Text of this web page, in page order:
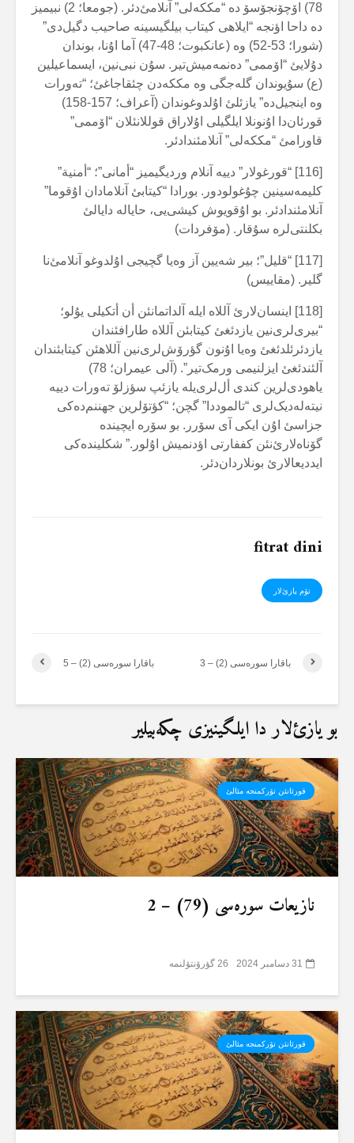
78) اۆچۆنجۆسۆ دە “مککەلی” آنلامئ‌دئر. (جومعا؛ 2) نبیمیز
دە داحا اؤنجە “ایلاهی کیتاب بیلگیسینە صاحیب دگیل‌دی”
(شورا؛ 53-52) وە (عانکبوت؛ 48-47) آما اۇنا، بوندان
دۇلایئ “اۆممی” دەنمەمیش‌تیر. سۇن نبی‌نین، ایسماعیلین
(ع) سۇیوندان گلەجگی وە مککەدن چئقاجاغئ؛ “تەورات
وە اینجیل‌دە” یازئلئ اۇلدوغوندان (آعراف؛ 157-158)
قورئان‌دا اۇنونلا ایلگیلی اۇلاراق قوللانئلان “اۆممی”
قاورامئ “مککەلی” آنلامئندادئر.
[116] “قورغولار” دییە آنلام وردیگیمیز “أمانی”؛ “أمنیة”
کلیمەسینین چۇغولودور. بورادا “کیتابئ آنلامادان اۇقوما”
آنلامئندادئر. بو اۇقویوش کیشی‌یی، حایالە دایالئ
بکلنتی‌لرە سۇقار. (مۆفردات)
[117] “قلیل”؛ بیر شەیین آز وەیا گچیجی اۇلدوغو آنلامئ‌نا
گلیر. (مقاییس)
[118] اینسان‌لارئ آللاە ایلە آلداتمانئن أن أتکیلی یۇلو؛
“بیری‌لری‌نین یازدئغئ کیتابئن آللاە طارافئندان
یازدئرئلدئغئ وەیا اۇنون گؤرۆش‌لری‌نین آللاهئن کیتابئندان
آلئندئغئ ایزلنیمی ورمک‌تیر”. (آلی عیمران؛ 78)
یاهودی‌لرین کندی أل‌لری‌یلە یازئپ سؤزلۆ تەورات دییە
نیتەلەدیک‌لری “تالموددا” گچن؛ “کؤتۆلرین جهننم‌دەکی
جزاسئ اۇن ایکی آی سۆرر. بو سۆرە ایچیندە
گۆناەلارئ‌نئن کففارتی اؤدنمیش اۇلور.” شکلیندەکی
ایددیعالارئ بونلاردان‌دئر.
fitrat dini
تۆم یازئ‌لار
باقارا سورەسی (2) – 5 باقارا سورەسی (2) – 3
بو یازئ‌لار دا ایلگینیزی چکەبیلیر
قورئانئن تۆرکمنجە مئالئ
نازیعات سورەسی (79) – 2
31 دسامبر 2024 26 گؤرۆنتۆلنمە
قورئانئن تۆرکمنجە مئالئ